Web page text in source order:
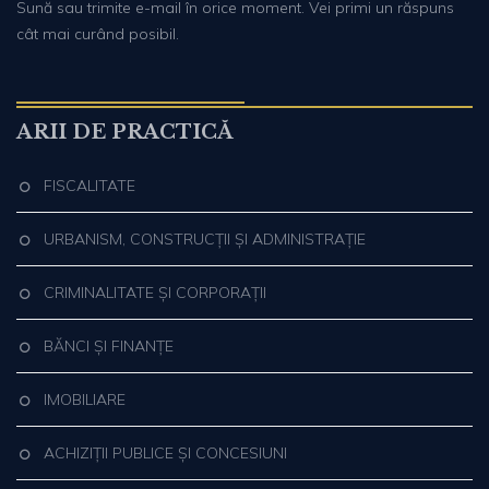
Sună sau trimite e-mail în orice moment. Vei primi un răspuns
cât mai curând posibil.
ARII DE PRACTICĂ
FISCALITATE
URBANISM, CONSTRUCȚII ȘI ADMINISTRAȚIE
CRIMINALITATE ȘI CORPORAȚII
BĂNCI ȘI FINANȚE
IMOBILIARE
ACHIZIȚII PUBLICE ȘI CONCESIUNI